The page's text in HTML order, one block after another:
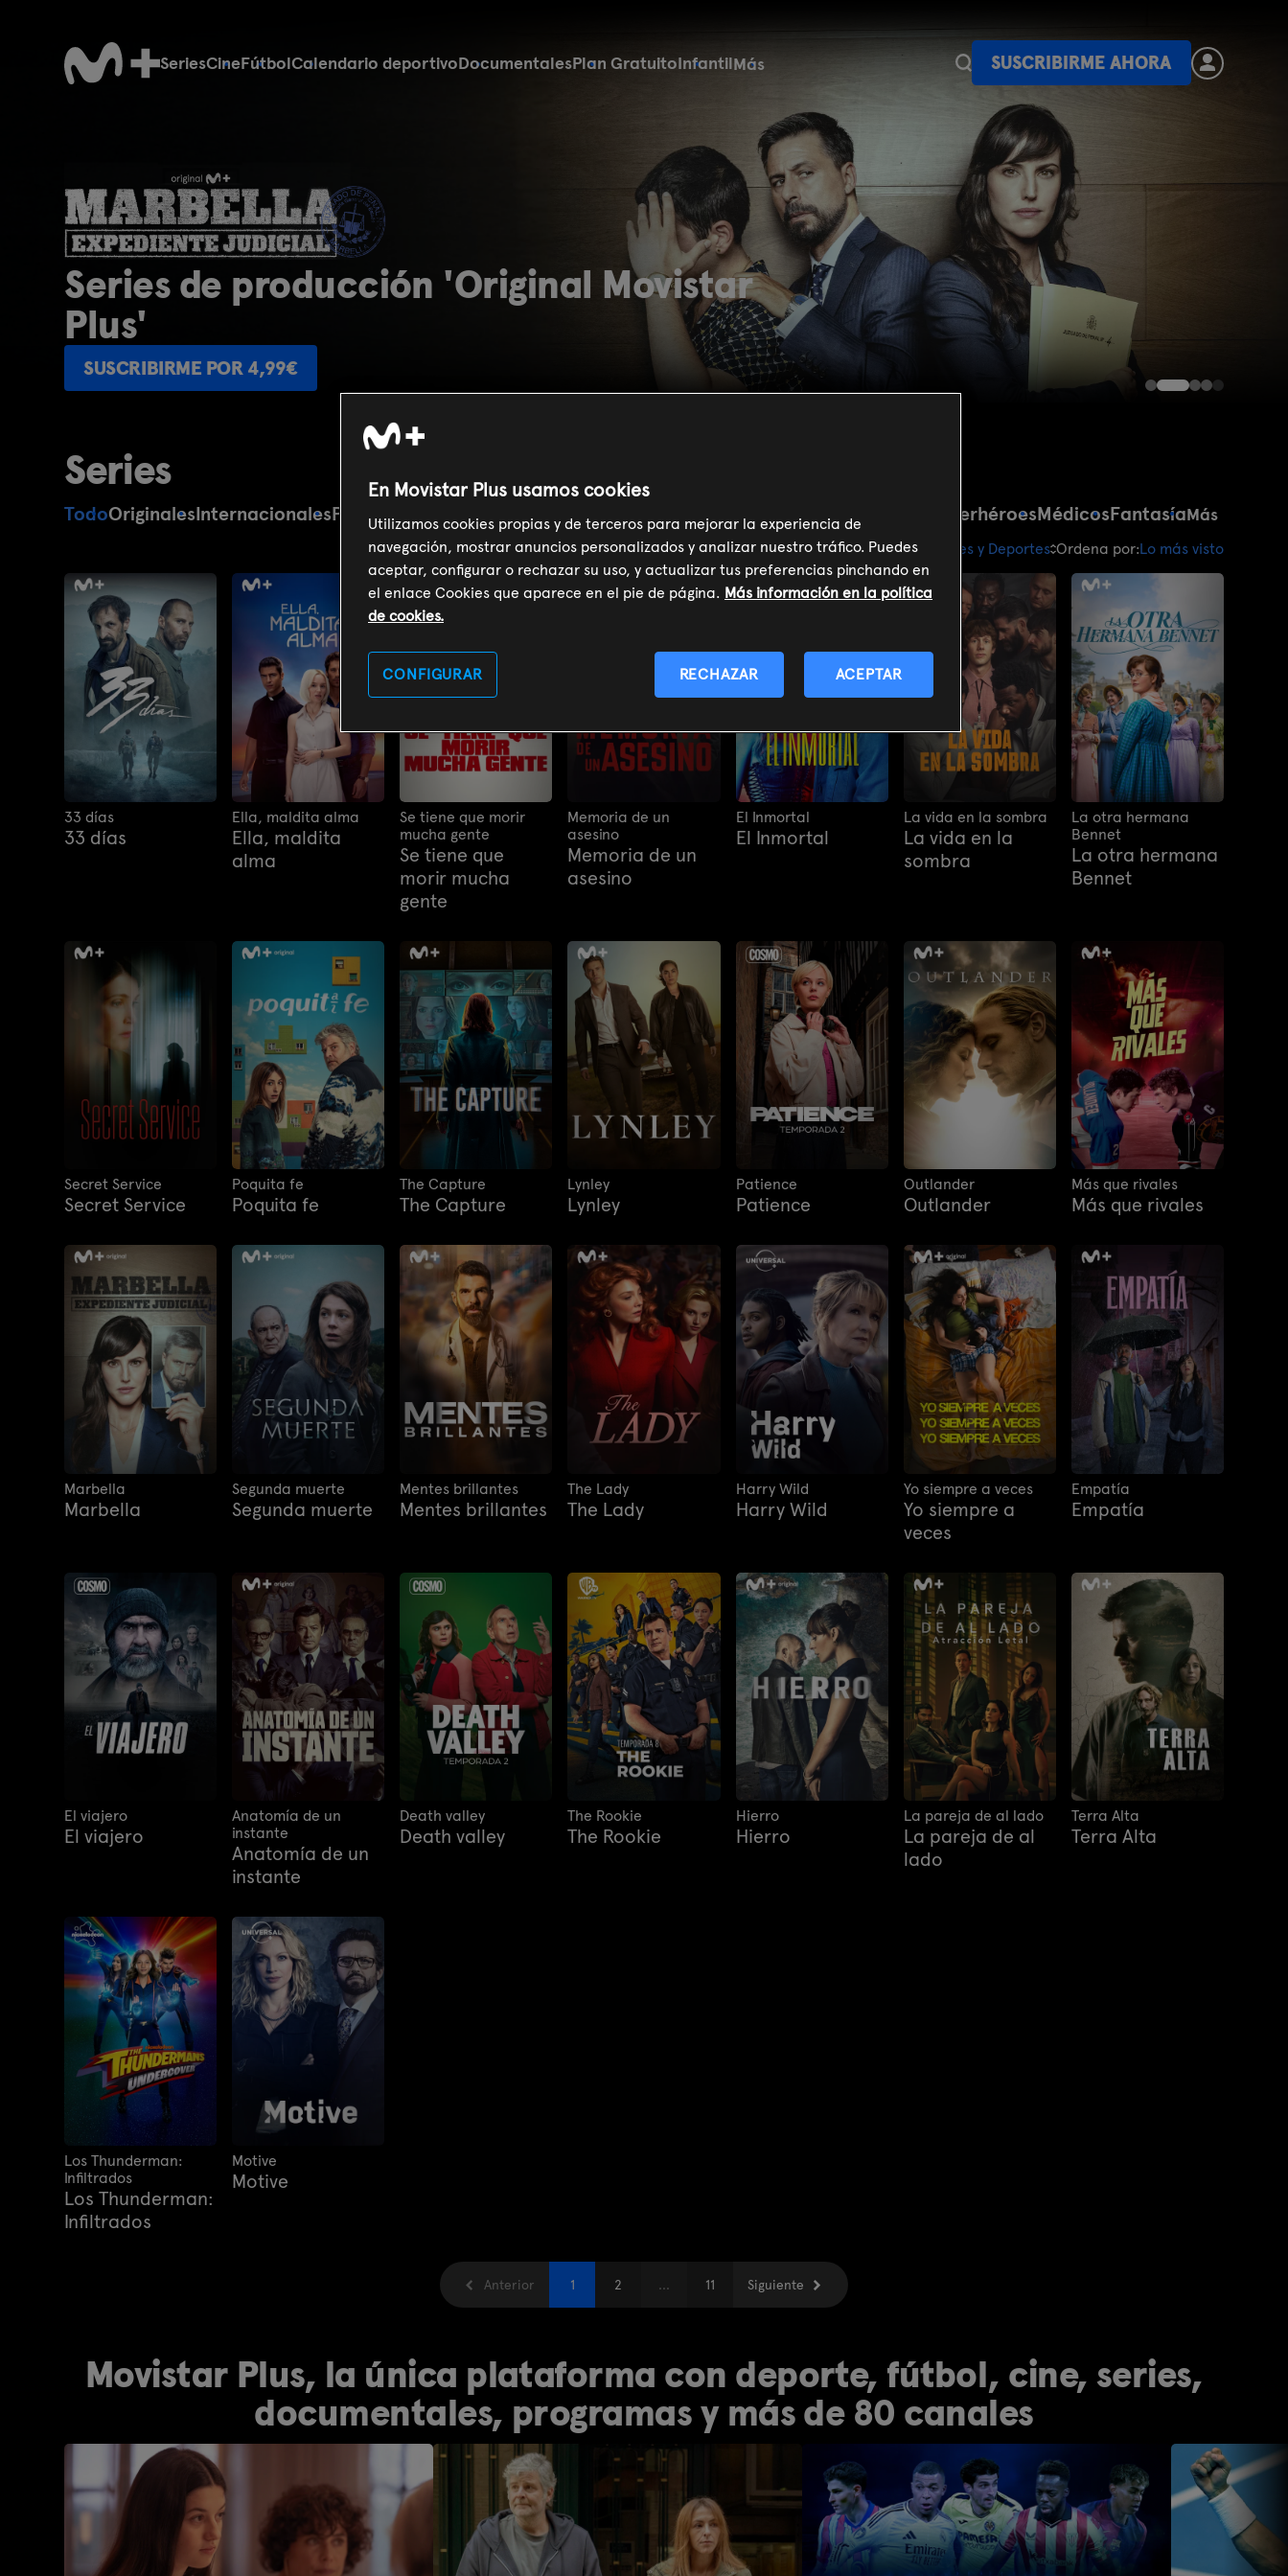
SeriesCineFútbolCalendario deportivoDocumentalesPlan GratuitoInfantilMás SUSCRIBIRME AHORA
Series de producción 'Original Movistar
Plus'
SUSCRIBIRME POR 4,99€
Series
TodoOriginalesInternacionalesPoliciacas Ciencia ficción Romántica Comedia Terror Suspense SuperhéroesMédicosFantasíaMás
Filtrar: Plan Libre: Cine, Series y Deportes Ordena por:Lo más visto
33 días
33 días
Ella, maldita alma
Ella, maldita
alma
Se tiene que morir
mucha gente
Se tiene que
morir mucha
gente
Memoria de un
asesino
Memoria de un
asesino
El Inmortal
El Inmortal
La vida en la sombra
La vida en la
sombra
La otra hermana
Bennet
La otra hermana
Bennet
Secret Service
Secret Service
Poquita fe
Poquita fe
The Capture
The Capture
Lynley
Lynley
Patience
Patience
Outlander
Outlander
Más que rivales
Más que rivales
Marbella
Marbella
Segunda muerte
Segunda muerte
Mentes brillantes
Mentes brillantes
The Lady
The Lady
Harry Wild
Harry Wild
Yo siempre a veces
Yo siempre a
veces
Empatía
Empatía
El viajero
El viajero
Anatomía de un
instante
Anatomía de un
instante
Death valley
Death valley
The Rookie
The Rookie
Hierro
Hierro
La pareja de al lado
La pareja de al
lado
Terra Alta
Terra Alta
Los Thunderman:
Infiltrados
Los Thunderman:
Infiltrados
Motive
Motive
Anterior 1 2 ... 11 Siguiente
Movistar Plus, la única plataforma con deporte, fútbol, cine, series,
documentales, programas y más de 80 canales
En Movistar Plus usamos cookies
Utilizamos cookies propias y de terceros para mejorar la experiencia de
navegación, mostrar anuncios personalizados y analizar nuestro tráfico. Puedes
aceptar, configurar o rechazar su uso, y actualizar tus preferencias pinchando en
el enlace Cookies que aparece en el pie de página. Más información en la política
de cookies.
CONFIGURAR RECHAZAR ACEPTAR